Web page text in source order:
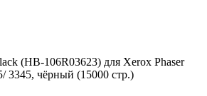
(HB-106R03623) для Xerox Phaser
3345, чёрный (15000 стр.)